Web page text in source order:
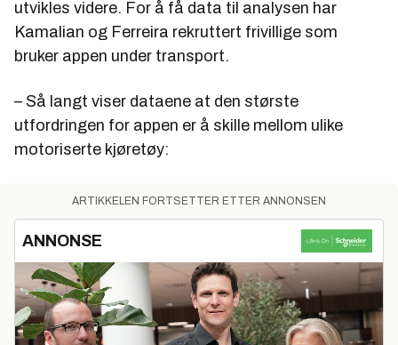
utvikles videre. For å få data til analysen har
Kamalian og Ferreira rekruttert frivillige som
bruker appen under transport.
– Så langt viser dataene at den største
utfordringen for appen er å skille mellom ulike
motoriserte kjøretøy:
ARTIKKELEN FORTSETTER ETTER ANNONSEN
ANNONSE